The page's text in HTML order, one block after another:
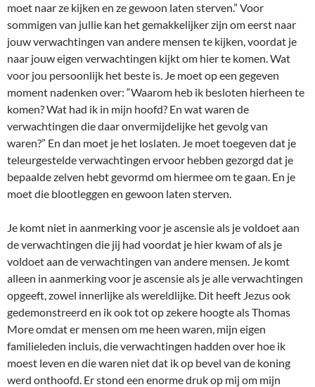
moet naar ze kijken en ze gewoon laten sterven.” Voor
sommigen van jullie kan het gemakkelijker zijn om eerst naar
jouw verwachtingen van andere mensen te kijken, voordat je
naar jouw eigen verwachtingen kijkt om hier te komen. Wat
voor jou persoonlijk het beste is. Je moet op een gegeven
moment nadenken over: “Waarom heb ik besloten hierheen te
komen? Wat had ik in mijn hoofd? En wat waren de
verwachtingen die daar onvermijdelijke het gevolg van
waren?” En dan moet je het loslaten. Je moet toegeven dat je
teleurgestelde verwachtingen ervoor hebben gezorgd dat je
bepaalde zelven hebt gevormd om hiermee om te gaan. En je
moet die blootleggen en gewoon laten sterven.
Je komt niet in aanmerking voor je ascensie als je voldoet aan
de verwachtingen die jij had voordat je hier kwam of als je
voldoet aan de verwachtingen van andere mensen. Je komt
alleen in aanmerking voor je ascensie als je alle verwachtingen
opgeeft, zowel innerlijke als wereldlijke. Dit heeft Jezus ook
gedemonstreerd en ik ook tot op zekere hoogte als Thomas
More omdat er mensen om me heen waren, mijn eigen
familieleden incluis, die verwachtingen hadden over hoe ik
moest leven en die waren niet dat ik op bevel van de koning
werd onthoofd. Er stond een enorme druk op mij om mijn